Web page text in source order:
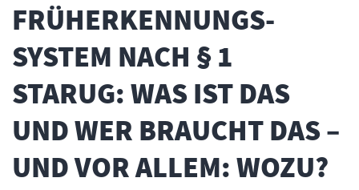
FRÜHER­KENNUNGS­
SYSTEM NACH § 1
STARUG: WAS IST DAS
UND WER BRAUCHT DAS –
UND VOR ALLEM: WOZU?